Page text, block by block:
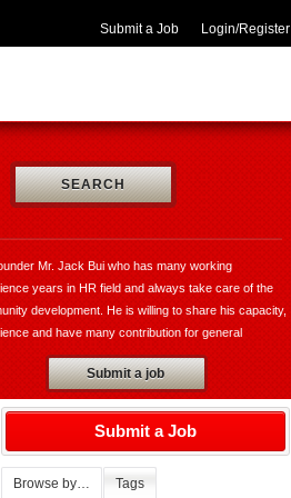
Login/Register
Submit a Job
SEARCH
Mr. Jack Bui who has many working
years in HR field and always take care of the
development. He is willing to share his capacity,
and have many contribution for general
and VungtauHR.com is really a valuable
for both of recruiters and jobseekers. Moreover,
has established the thegioibantin.com with the
to sharing their services, the useful information in all
and working activities with the hope bring the
for all of us who want to know more about the
the people, the cultures, society, market,
Submit a job
Submit a Job
Browse by… Tags